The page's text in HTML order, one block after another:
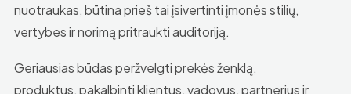
nuotraukas, būtina prieš tai įsivertinti įmonės stilių,
vertybes ir norimą pritraukti auditoriją.
Geriausias būdas peržvelgti prekės ženklą,
produktus, pakalbinti klientus, vadovus, partnerius ir